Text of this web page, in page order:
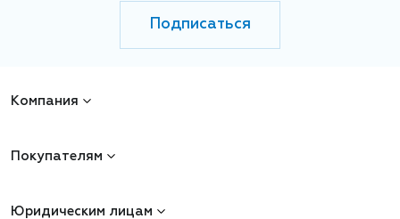
Подписаться
Компания
Покупателям
Юридическим лицам